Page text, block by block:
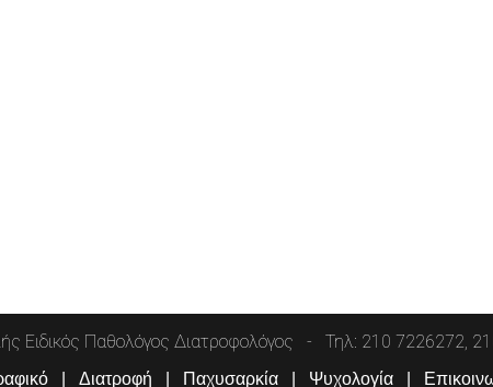
Ειδικός Παθολόγος Διατροφολόγος Τηλ: 210 7226272,
Διατροφή Παχυσαρκία Ψυχολογία